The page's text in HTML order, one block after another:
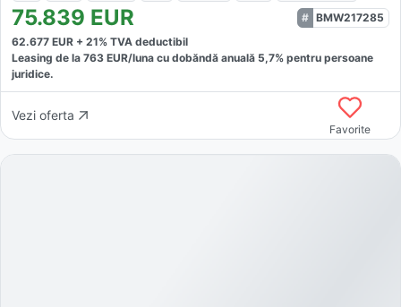
75.839 EUR
BMW217285
62.677 EUR + 21% TVA deductibil
Leasing de la 763 EUR/luna cu dobăndă anuală 5,7% pentru persoane
juridice.
Vezi oferta
Favorite